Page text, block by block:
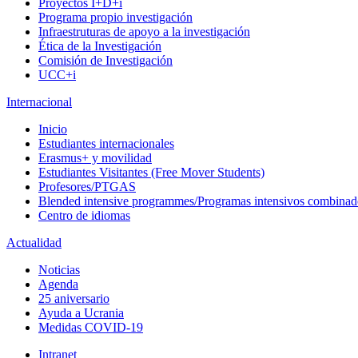
Proyectos I+D+i
Programa propio investigación
Infraestruturas de apoyo a la investigación
Ética de la Investigación
Comisión de Investigación
UCC+i
Internacional
Inicio
Estudiantes internacionales
Erasmus+ y movilidad
Estudiantes Visitantes (Free Mover Students)
Profesores/PTGAS
Blended intensive programmes/Programas intensivos
Centro de idiomas
Actualidad
Noticias
Agenda
25 aniversario
Ayuda a Ucrania
Medidas COVID-19
Intranet